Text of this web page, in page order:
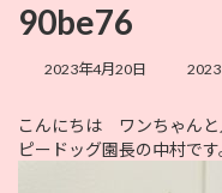
90be76
2023年4月20日
最
新
日
こんにちは ワンちゃん
ピードッグ園長の中村です